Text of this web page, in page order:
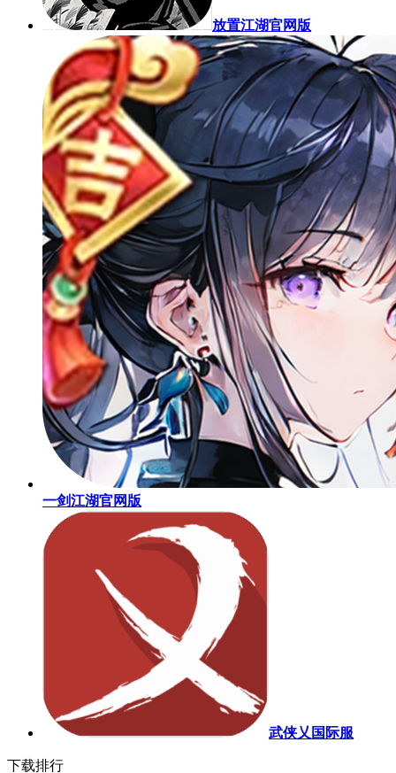
放置江湖官网版
一剑江湖官网版
武侠乂国际服
下载排行